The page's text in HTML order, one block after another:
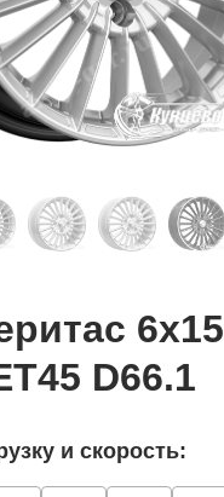
6x15
D66.1
и скорость: